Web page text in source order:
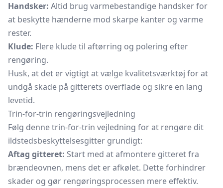
Handsker: Altid brug varmebestandige handsker for
at beskytte hænderne mod skarpe kanter og varme
rester.
Klude: Flere klude til aftørring og polering efter
rengøring.
Husk, at det er vigtigt at vælge kvalitetsværktøj for at
undgå skade på gitterets overflade og sikre en lang
levetid.
Trin-for-trin rengøringsvejledning
Følg denne trin-for-trin vejledning for at rengøre dit
ildstedsbeskyttelsesgitter grundigt:
Aftag gitteret: Start med at afmontere gitteret fra
brændeovnen, mens det er afkølet. Dette forhindrer
skader og gør rengøringsprocessen mere effektiv.